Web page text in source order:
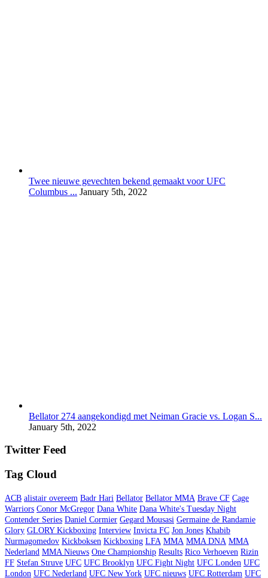
Twee nieuwe gevechten bekend gemaakt voor UFC
Columbus ... January 5th, 2022
Bellator 274 aangekondigd met Neiman Gracie vs. Logan S...
January 5th, 2022
Twitter Feed
Tag Cloud
ACB alistair overeem Badr Hari Bellator Bellator MMA Brave CF Cage
Warriors Conor McGregor Dana White Dana White's Tuesday Night
Contender Series Daniel Cormier Gegard Mousasi Germaine de Randamie
Glory GLORY Kickboxing Interview Invicta FC Jon Jones Khabib
Nurmagomedov Kickboksen Kickboxing LFA MMA MMA DNA MMA
Nederland MMA Nieuws One Championship Results Rico Verhoeven Rizin
FF Stefan Struve UFC UFC Brooklyn UFC Fight Night UFC Londen UFC
London UFC Nederland UFC New York UFC nieuws UFC Rotterdam UFC